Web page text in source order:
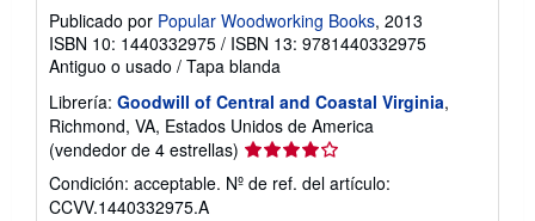
Publicado por Popular Woodworking Books, 2013
ISBN 10: 1440332975 / ISBN 13: 9781440332975
Antiguo o usado / Tapa blanda
Librería: Goodwill of Central and Coastal Virginia,
Richmond, VA, Estados Unidos de America
(vendedor de 4 estrellas) Calificación
del
vendedor:
Condición: acceptable. Nº de ref. del artículo:
CCVV.1440332975.A